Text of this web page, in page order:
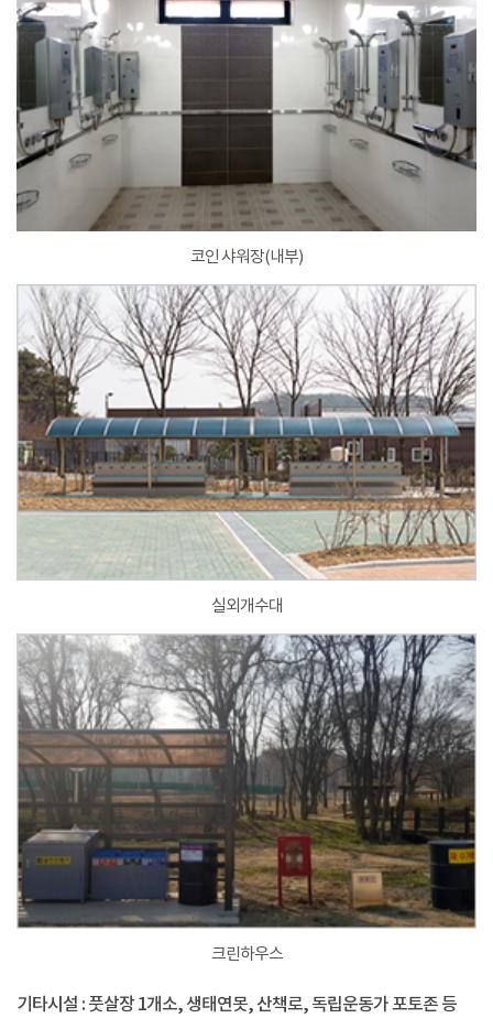
코인 샤워장(내부)
실외개수대
크린하우스
기타시설 : 풋살장 1개소, 생태연못, 산책로, 독립운동가 포토존 등